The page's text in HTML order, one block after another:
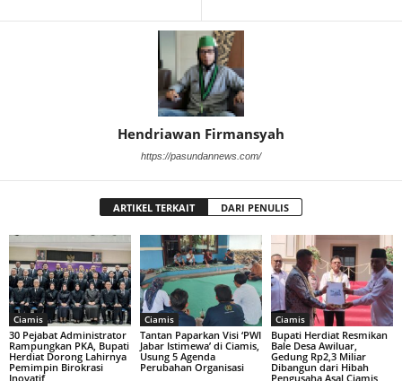
Hendriawan Firmansyah
https://pasundannews.com/
ARTIKEL TERKAIT DARI PENULIS
Ciamis
30 Pejabat Administrator
Rampungkan PKA, Bupati
Herdiat Dorong Lahirnya
Pemimpin Birokrasi
Inovatif
Ciamis
Tantan Paparkan Visi ‘PWI
Jabar Istimewa’ di Ciamis,
Usung 5 Agenda
Perubahan Organisasi
Ciamis
Bupati Herdiat Resmikan
Bale Desa Awiluar,
Gedung Rp2,3 Miliar
Dibangun dari Hibah
Pengusaha Asal Ciamis